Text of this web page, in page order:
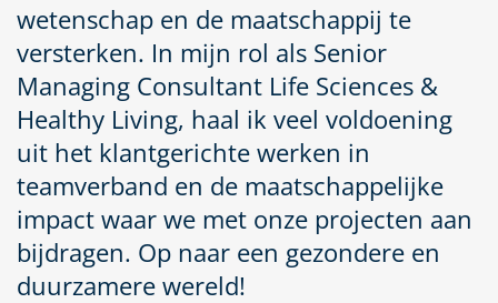
wetenschap en de maatschappij te
versterken. In mijn rol als Senior
Managing Consultant Life Sciences &
Healthy Living, haal ik veel voldoening
uit het klantgerichte werken in
teamverband en de maatschappelijke
impact waar we met onze projecten aan
bijdragen. Op naar een gezondere en
duurzamere wereld!